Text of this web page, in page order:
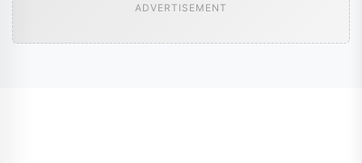
ADVERTISEMENT